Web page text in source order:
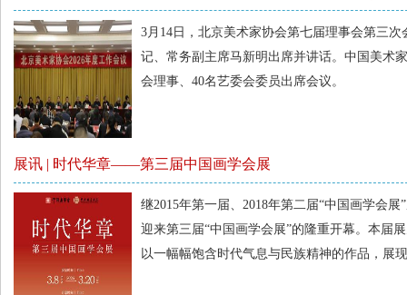
会议
3月14日，北京美术家协会第七届理事会第三
记、常务副主席马新明出席并讲话。中国美术
会理事、40名艺委会委员出席会议。
展讯 | 时代华章——第三届中国画学会展
继2015年第一届、2018年第二届“中国画学会
迎来第三届“中国画学会展”的隆重开幕。本届
以一幅幅饱含时代气息与民族精神的作品，展